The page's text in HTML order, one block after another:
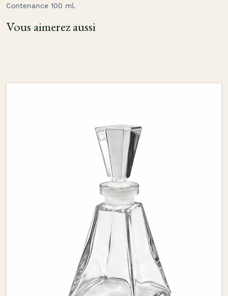
Contenance 100 ml.
Vous aimerez aussi